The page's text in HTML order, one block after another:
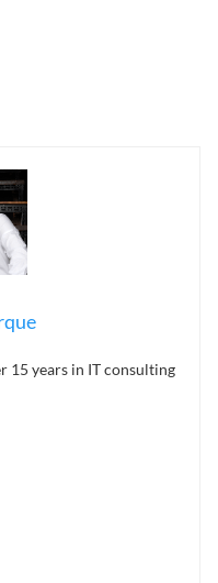
15 years in IT consulting